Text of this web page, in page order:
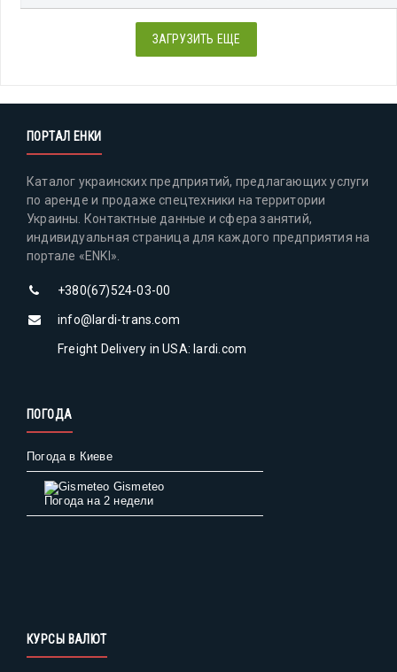
ЗАГРУЗИТЬ ЕЩЕ
ПОРТАЛ ЕНКИ
Каталог украинских предприятий, предлагающих услуги
по аренде и продаже спецтехники на территории
Украины. Контактные данные и сфера занятий,
индивидуальная страница для каждого предприятия на
портале «ENKI».
+380(67)524-03-00
info@lardi-trans.com
Freight Delivery in USA: lardi.com
ПОГОДА
Погода в Киеве
Gismeteo
Погода на 2 недели
КУРСЫ ВАЛЮТ